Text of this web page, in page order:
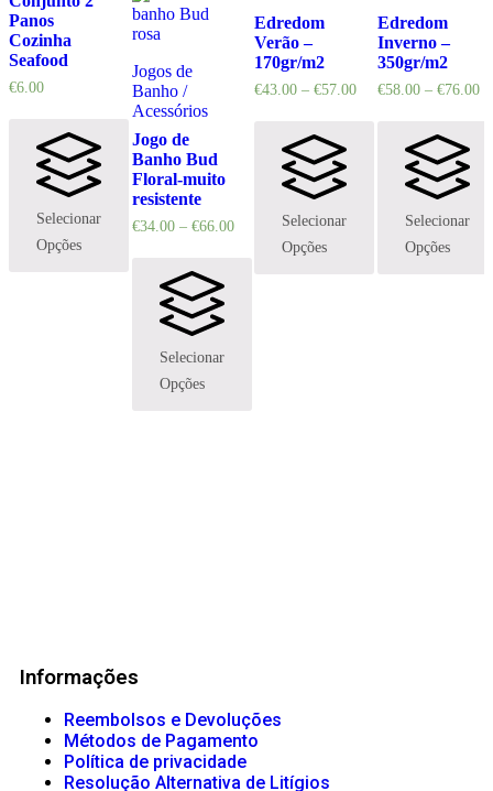
Panos
Cozinha
Seafood
€6.00
Selecionar
Opções
Jogos de
Banho /
Acessórios
Jogo de
Banho Bud
Floral-muito
resistente
€34.00– €66.00
Selecionar
Opções
Edredom
Verão –
170gr/m2
€43.00 –€57.00
Selecionar
Opções
Edredom
Inverno –
350gr/m2
€58.00– €76.00
Selecionar
Opções
Informações
Reembolsos e Devoluções
Métodos de Pagamento
Política de privacidade
Resolução Alternativa de Litígios